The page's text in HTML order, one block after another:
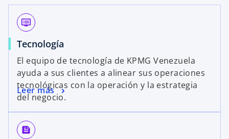
dvr
Tecnología
El equipo de tecnología de KPMG Venezuela
ayuda a sus clientes a alinear sus operaciones
tecnológicas con la operación y la estrategia
del negocio.
Leer más
feed